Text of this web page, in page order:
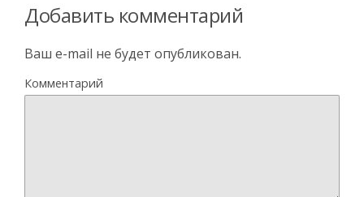
Добавить комментарий
Ваш e-mail не будет опубликован.
Комментарий